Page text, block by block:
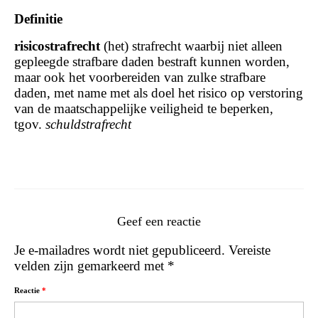
Definitie
risicostrafrecht (het) straf­recht waar­bij niet al­leen
gepleegde straf­ba­re da­den be­straft kun­nen wor­den,
maar ook het voorbereiden van zulke strafbare
daden, met name met als doel het risico op verstoring
van de maatschappelijke veiligheid te beperken,
tgov. schuldstrafrecht
Geef een reactie
Je e-mailadres wordt niet gepubliceerd. Vereiste
velden zijn gemarkeerd met *
Reactie *